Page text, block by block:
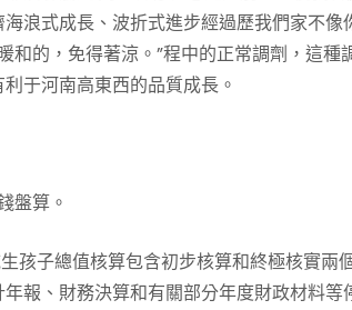
浪式成長、波折式進步經過歷我們家不像
和的，免得著涼。”程中的正常調劑，這種
于河南高東西的品質成長。
盤算。
孩子總值核算包含初步核算和終極核實兩
報、財務決算和有關部分年度財政材料等